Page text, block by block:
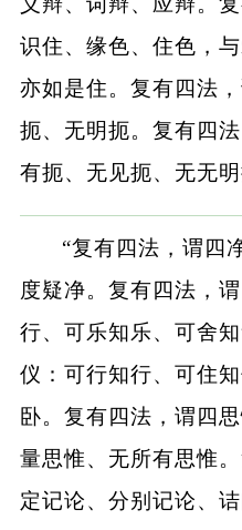
识住、缘色、住色，
亦如是住。复有四法
扼、无明扼。复有四
有扼、无见扼、无无明
“复有四法，谓四
度疑净。复有四法，
行、可乐知乐、可舍
仪：可行知行、可住
卧。复有四法，谓四
量思惟、无所有思惟
定记论、分别记论、